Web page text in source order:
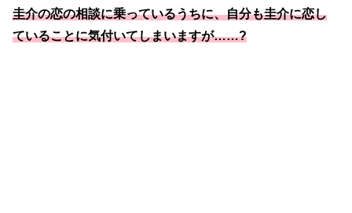
圭介の恋の相談に乗っているうちに、自分も圭介に恋し
ていることに気付いてしまいますが……?